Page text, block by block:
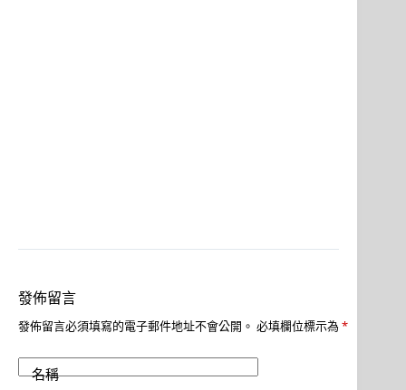
發佈留言
發佈留言必須填寫的電子郵件地址不會公開。 必填欄位標示為 *
名稱